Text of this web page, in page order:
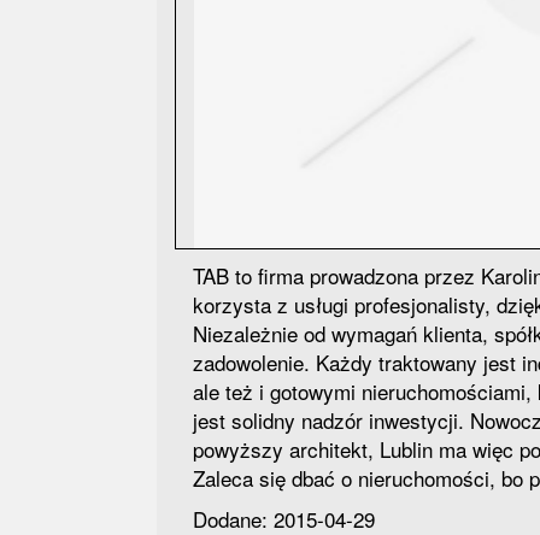
TAB to firma prowadzona przez
korzysta z usługi profesjonalisty,
Niezależnie od wymagań klienta,
zadowolenie. Każdy traktowany jest
ale też i gotowymi
jest solidny nadzór inwestycji.
powyższy architekt, Lublin ma więc
Zaleca się dbać o nieruchomości, bo
Dodane: 2015-04-29